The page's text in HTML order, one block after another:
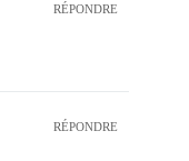
RÉPONDRE
RÉPONDRE